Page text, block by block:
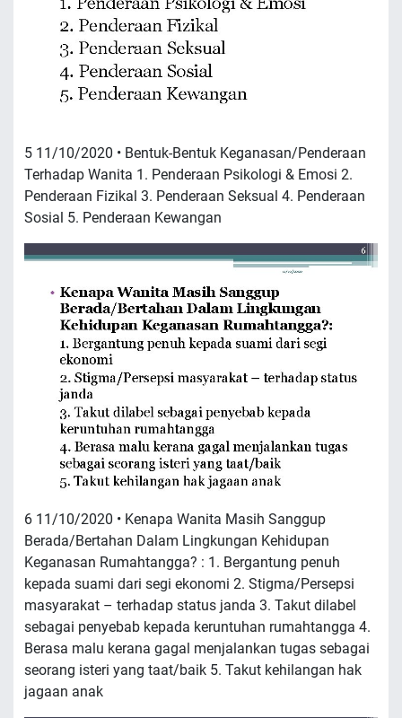
5 11/10/2020 • Bentuk-Bentuk Keganasan/Penderaan
Terhadap Wanita 1. Penderaan Psikologi & Emosi 2.
Penderaan Fizikal 3. Penderaan Seksual 4. Penderaan
Sosial 5. Penderaan Kewangan
6 11/10/2020 • Kenapa Wanita Masih Sanggup
Berada/Bertahan Dalam Lingkungan Kehidupan
Keganasan Rumahtangga? : 1. Bergantung penuh
kepada suami dari segi ekonomi 2. Stigma/Persepsi
masyarakat – terhadap status janda 3. Takut dilabel
sebagai penyebab kepada keruntuhan rumahtangga 4.
Berasa malu kerana gagal menjalankan tugas sebagai
seorang isteri yang taat/baik 5. Takut kehilangan hak
jagaan anak